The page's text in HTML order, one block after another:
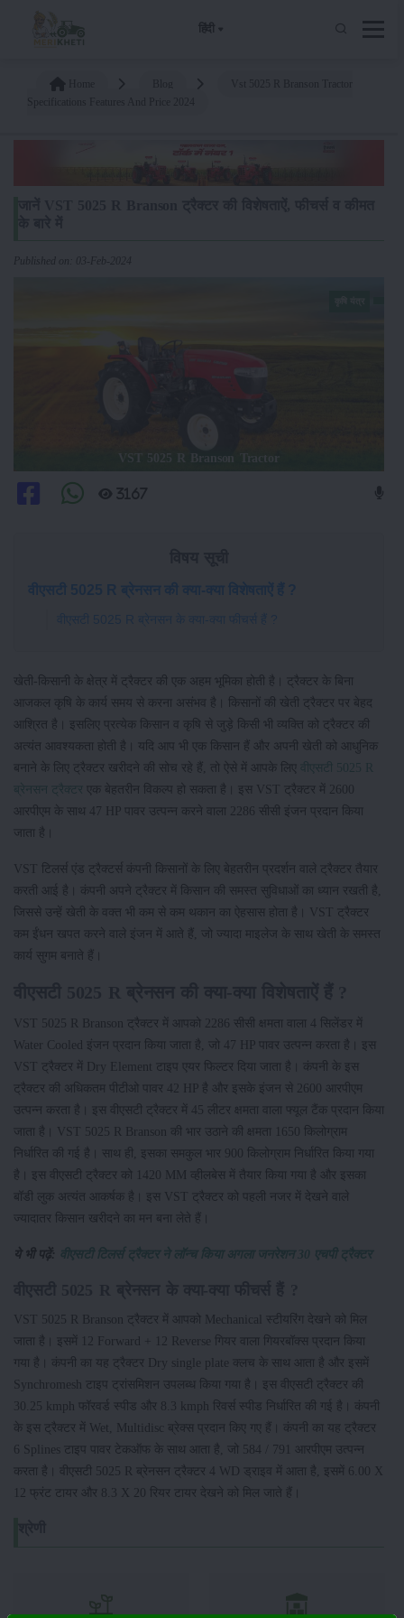
हिंदी
Published on: 03-Feb-2024
VST 5025 R Branson Tractor
3167
वीएसटी 5025 R ब्रेनसन की क्या-क्या विशेषताऐं हैं ?
वीएसटी 5025 R ब्रेनसन के क्या-क्या फीचर्स हैं ?
खेती-किसानी के क्षेत्र में ट्रैक्टर की एक अहम भूमिका होती है। ट्रैक्टर के बिना
आजकल कृषि के कार्य समय से करना असंभव है। किसानों की खेती ट्रैक्टर पर बेहद
आश्रित है। इसलिए प्रत्येक किसान व कृषि से जुड़े किसी भी व्यक्ति को ट्रैक्टर की
अत्यंत आवश्यकता होती है। यदि आप भी एक किसान हैं और अपनी खेती को आधुनिक
बनाने के लिए ट्रैक्टर खरीदने की सोच रहे हैं, तो ऐसे में आपके लिए
वीएसटी 5025 R
ब्रेनसन ट्रैक्टर एक बेहतरीन विकल्प हो सकता है। इस VST ट्रैक्टर में 2600
आरपीएम के साथ 47 HP पावर उत्पन्न करने वाला 2286 सीसी इंजन प्रदान किया
जाता है।
VST टिलर्स एंड ट्रैक्टर्स कंपनी किसानों के लिए बेहतरीन प्रदर्शन वाले ट्रैक्टर तैयार
करती आई है। कंपनी अपने ट्रैक्टर में किसान की समस्त सुविधाओं का ध्यान रखती है,
जिससे उन्हें खेती के वक्त भी कम से कम थकान का ऐहसास होता है। VST ट्रैक्टर
कम ईंधन खपत करने वाले इंजन में आते हैं, जो ज्यादा माइलेज के साथ खेती के समस्त
कार्य सुगम बनाते हैं।
VST 5025 R Branson ट्रैक्टर में आपको 2286 सीसी क्षमता वाला 4 सिलेंडर में
Water Cooled इंजन प्रदान किया जाता है, जो 47 HP पावर उत्पन्न करता है। इस
VST ट्रैक्टर में Dry Element टाइप एयर फिल्टर दिया जाता है। कंपनी के इस
ट्रैक्टर की अधिकतम पीटीओ पावर 42 HP है और इसके इंजन से 2600 आरपीएम
उत्पन्न करता है। इस वीएसटी ट्रैक्टर में 45 लीटर क्षमता वाला फ्यूल टैंक प्रदान किया
जाता है। VST 5025 R Branson की भार उठाने की क्षमता 1650 किलोग्राम
निर्धारित की गई है। साथ ही, इसका समकुल भार 900 किलोग्राम निर्धारित किया गया
है। इस वीएसटी ट्रैक्टर को 1420 MM व्हीलबेस में तैयार किया गया है और इसका
बॉडी लुक अत्यंत आकर्षक है। इस VST ट्रैक्टर को पहली नजर में देखने वाले
ज्यादातर किसान खरीदने का मन बना लेते हैं।
ये भी पढ़ें: वीएसटी टिलर्स ट्रैक्टर ने लॉन्च किया अगला जनरेशन 30 एचपी ट्रैक्टर
VST 5025 R Branson ट्रैक्टर में आपको Mechanical स्टीयरिंग देखने को मिल
जाता है। इसमें 12 Forward + 12 Reverse गियर वाला गियरबॉक्स प्रदान किया
गया है। कंपनी का यह ट्रैक्टर Dry single plate क्लच के साथ आता है और इसमें
Synchromesh टाइप ट्रांसमिशन उपलब्ध किया गया है। इस वीएसटी ट्रैक्टर की
30.25 kmph फॉरवर्ड स्पीड और 8.3 kmph रिवर्स स्पीड निर्धारित की गई है। कंपनी
के इस ट्रैक्टर में Wet, Multidisc ब्रेक्स प्रदान किए गए हैं। कंपनी का यह ट्रैक्टर
6 Splines टाइप पावर टेकऑफ के साथ आता है, जो 584 / 791 आरपीएम उत्पन्न
करता है। वीएसटी 5025 R ब्रेनसन ट्रैक्टर 4 WD ड्राइव में आता है, इसमें 6.00 X
12 फ्रंट टायर और 8.3 X 20 रियर टायर देखने को मिल जाते हैं।